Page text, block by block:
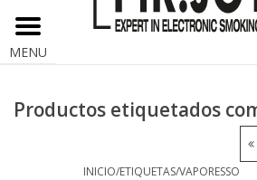
MENU
Productos etiquetados
INICIO/ETIQUETAS/VAPORESSO